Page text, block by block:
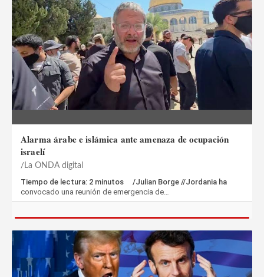
Alarma árabe e islámica ante amenaza de ocupación
israelí
La ONDA digital
Tiempo de lectura: 2 minutos /Julian Borge //Jordania ha
convocado una reunión de emergencia de…